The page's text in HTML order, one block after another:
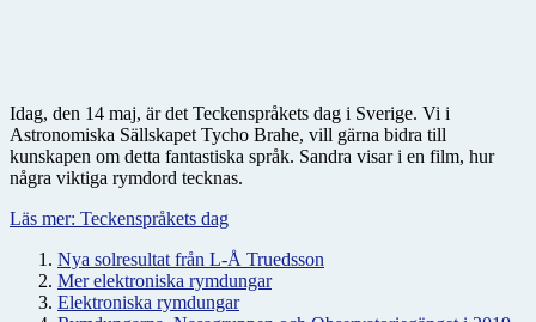
Idag, den 14 maj, är det Teckenspråkets dag i Sverige. Vi i
Astronomiska Sällskapet Tycho Brahe, vill gärna bidra till
kunskapen om detta fantastiska språk. Sandra visar i en film, hur
några viktiga rymdord tecknas.
Läs mer: Teckenspråkets dag
Nya solresultat från L-Å Truedsson
Mer elektroniska rymdungar
Elektroniska rymdungar